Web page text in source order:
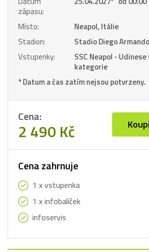
zápasu:
Místo:
Neapol, Itálie
Stadion:
Stadio Diego
Vstupenky:
SSC Neapol -
kategorie
* Datum a čas zatím nejsou potvrzeny.
Cena:
2 490 Kč
Cena zahrnuje
1 x vstupenka
1 x infobalíček
infoservis